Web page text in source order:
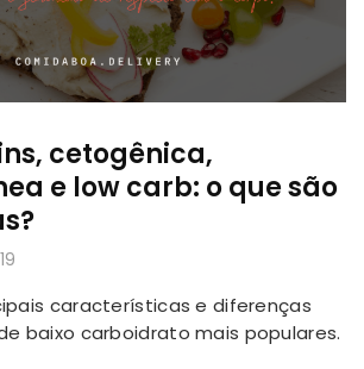
cetogênica,
e low carb: o que são
características e diferenças
baixo carboidrato mais populares.